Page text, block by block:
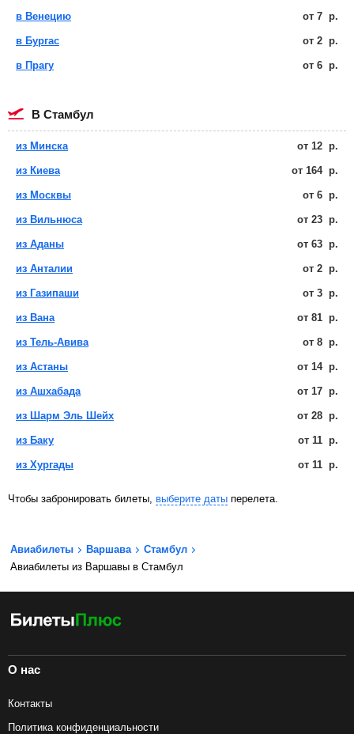
в Венецию от 7 р.
в Бургас от 2 р.
в Прагу от 6 р.
в Стамбул
из Минска от 12 р.
из Киева от 164 р.
из Москвы от 6 р.
из Вильнюса от 23 р.
из Аданы от 63 р.
из Анталии от 2 р.
из Газипаши от 3 р.
из Вана от 81 р.
из Тель-Авива от 8 р.
из Астаны от 14 р.
из Ашхабада от 17 р.
из Шарм Эль Шейх от 28 р.
из Баку от 11 р.
из Хургады от 11 р.
Чтобы забронировать билеты, выберите даты перелета.
Авиабилеты Варшава
Стамбул
Авиабилеты из Варшавы в Стамбул
О нас
Контакты
Политика конфиденциальности